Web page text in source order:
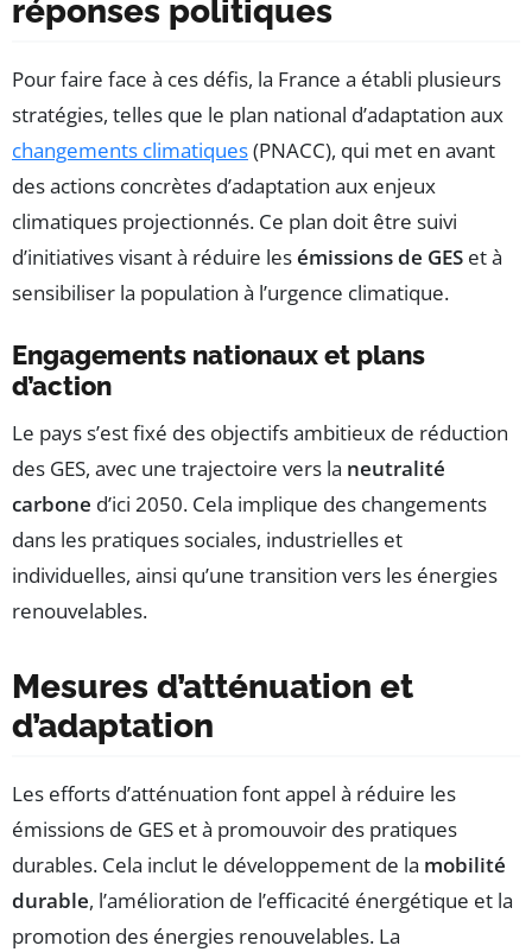
réponses politiques
Pour faire face à ces défis, la France a établi plusieurs
stratégies, telles que le plan national d’adaptation aux
changements climatiques(PNACC), qui met en avant
des actions concrètes d’adaptation aux enjeux
climatiques projectionnés. Ce plan doit être suivi
d’initiatives visant à réduire lesémissions de GES et à
sensibiliser la population à l’urgence climatique.
Engagements nationaux et plans
d’action
Le pays s’est fixé des objectifs ambitieux de réduction
des GES, avec une trajectoire vers la neutralité
carbone d’ici 2050. Cela implique des changements
dans les pratiques sociales, industrielles et
individuelles, ainsi qu’une transition vers les énergies
renouvelables.
Mesures d’atténuation et
d’adaptation
Les efforts d’atténuation font appel à réduire les
émissions de GES et à promouvoir des pratiques
durables. Cela inclut le développement de la mobilité
durable, l’amélioration de l’efficacité énergétique et la
promotion des énergies renouvelables. La